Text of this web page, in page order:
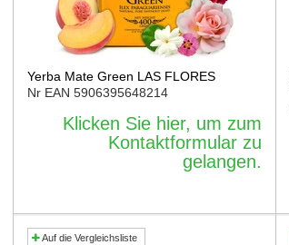
Yerba Mate Green LAS FLORES
Nr EAN 5906395648214
Klicken Sie hier, um zum
Kontaktformular zu
gelangen.
Auf die Vergleichsliste